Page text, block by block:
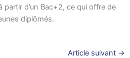
d’un Bac+2, ce qui offre de
diplômés.
Article suivant →